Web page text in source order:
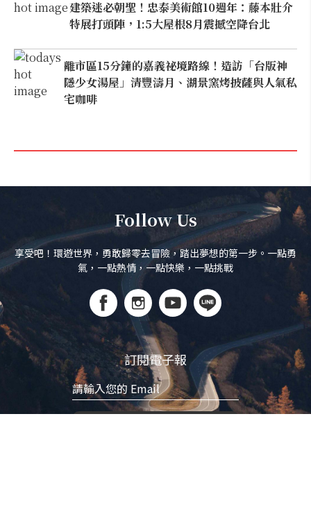
建築迷必朝聖！忠泰美術館10週年：藤本壯介
特展打頭陣，1:5大屋根8月震撼空降台北
離市區15分鐘的嘉義祕境路線！造訪「台版神
隱少女湯屋」清豐濤月、湖景窯烤披薩與人氣私
宅咖啡
Follow Us
享受吧！環遊世界，勇敢歸零去冒險，踏出夢想的第一步。一點勇
氣，一點熱情，一點快樂，一點挑戰
訂閱電子報